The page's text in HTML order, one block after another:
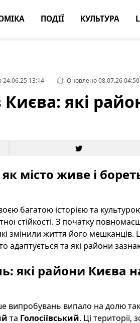
ПОДІЇ КУЛЬТУРА
24.06.25 13:14 Оновлено08.07.26 04:50
Києва: які
місто живе і
багатою історією та
стійкості. З початку
змінили життя його мешканців.
адаптується та які райони
які райони Києва
випробувань випало на долю
та Голосіївський. Ці